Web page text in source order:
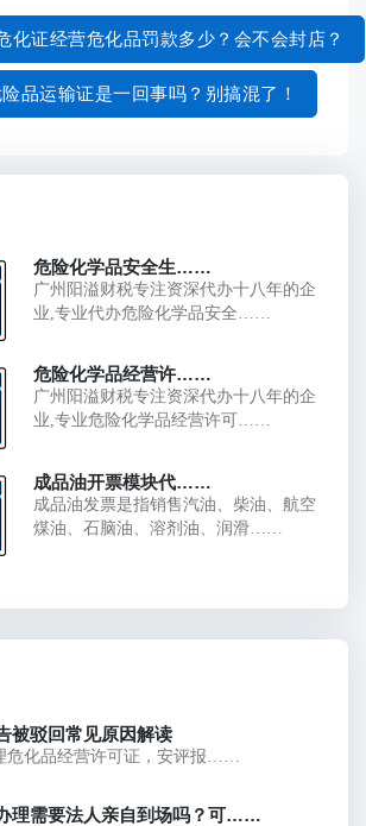
化证经营危化品罚款多少？会不会封店？
险品运输证是一回事吗？别搞混了！
危险化学品安全生……
广州阳溢财税专注资深代办十八年的企
业,专业代办危险化学品安全……
危险化学品经营许……
广州阳溢财税专注资深代办十八年的企
业,专业危险化学品经营许可……
成品油开票模块代……
成品油发票是指销售汽油、柴油、航空
煤油、石脑油、溶剂油、润滑……
被驳回常见原因解读
危化品经营许可证，安评报……
理需要法人亲自到场吗？可……